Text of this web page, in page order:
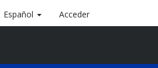
Español Acceder